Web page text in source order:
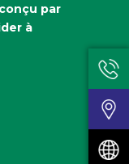
conçu par
à